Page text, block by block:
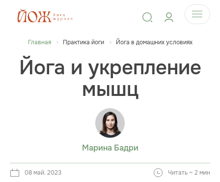
Главная Практика йоги Йога в домашних условиях
Йога и укрепление
мышц
Марина Бадри
08 май. 2023 Читать ~ 2 мин